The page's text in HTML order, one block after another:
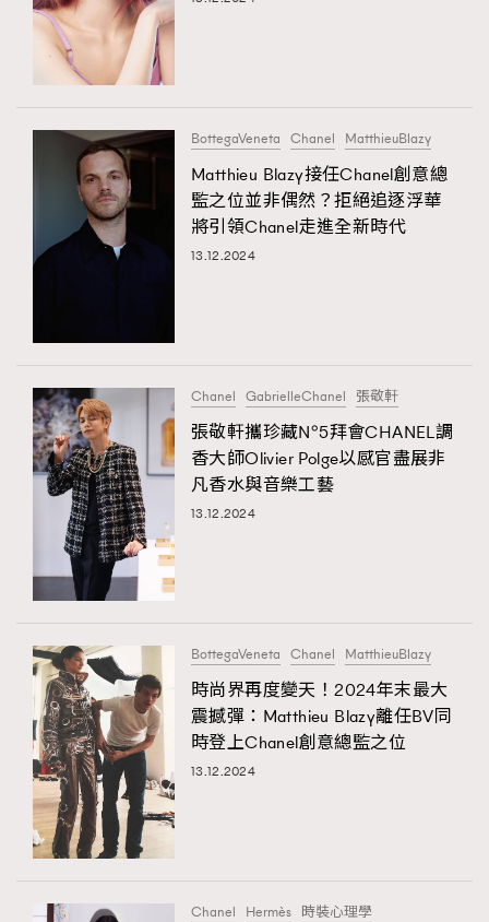
TRENDING
EmpowerF
FashionWeek
BottegaVeneta Chanel MatthieuBlazy
Matthieu Blazy接任Chanel創意總
監之位並非偶然？拒絕追逐浮華
將引領Chanel走進全新時代
13.12.2024
Chanel GabrielleChanel 張敬軒
張敬軒攜珍藏N°5拜會CHANEL調
香大師Olivier Polge以感官盡展非
凡香水與音樂工藝
13.12.2024
BottegaVeneta Chanel MatthieuBlazy
時尚界再度變天！2024年末最大
震撼彈：Matthieu Blazy離任BV同
時登上Chanel創意總監之位
13.12.2024
Chanel Hermès 時裝心理學